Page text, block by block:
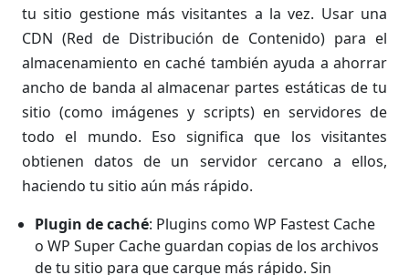
tu sitio gestione más visitantes a la vez. Usar una
CDN (Red de Distribución de Contenido) para el
almacenamiento en caché también ayuda a ahorrar
ancho de banda al almacenar partes estáticas de tu
sitio (como imágenes y scripts) en servidores de
todo el mundo. Eso significa que los visitantes
obtienen datos de un servidor cercano a ellos,
haciendo tu sitio aún más rápido.
Plugin de caché: Plugins como WP Fastest Cache
o WP Super Cache guardan copias de los archivos
de tu sitio para que cargue más rápido. Sin